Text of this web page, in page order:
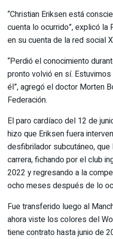
“Christian Eriksen está
cuenta lo ocurrido”, explicó
en su cuenta de la red social
“Perdió el conocimiento
pronto volvió en sí.
él”, agregó el doctor Morten
Federación.
El paro cardíaco del 12 de
hizo que Eriksen fuera
desfibrilador subcutáneo,
carrera, fichando por el club
2022 y regresando a la
ocho meses después de lo
Fue transferido luego al
ahora viste los colores del
tiene contrato hasta junio de